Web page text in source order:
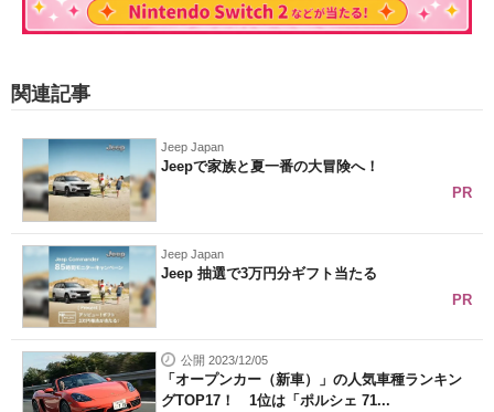
関連記事
Jeep Japan
Jeepで家族と夏一番の大冒険へ！
PR
Jeep Japan
Jeep 抽選で3万円分ギフト当たる
PR
公開 2023/12/05
「オープンカー（新車）」の人気車種ランキン
グTOP17！ 1位は「ポルシェ 71...